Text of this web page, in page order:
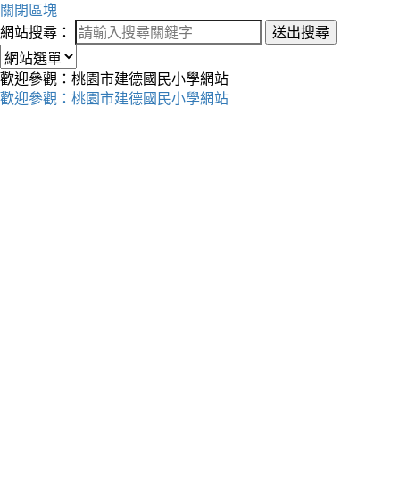
關閉區塊
網站搜尋：
送出搜尋
歡迎參觀：桃園市建德國民小學網站
歡迎參觀：桃園市建德國民小學網站